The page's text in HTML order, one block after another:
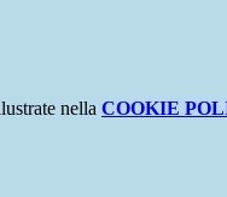
nella COOKIE